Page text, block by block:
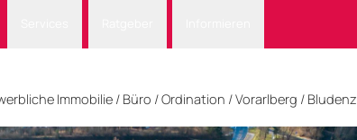
Immobilie / Büro / Ordination /Vorarlberg / Bludenz